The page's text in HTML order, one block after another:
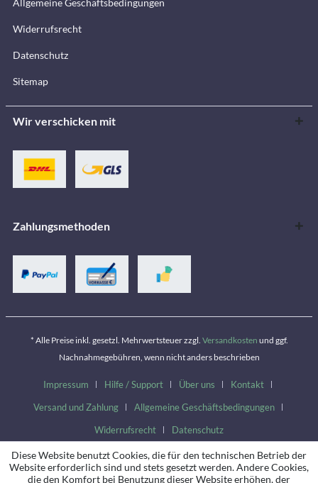
Allgemeine Geschäftsbedingungen
Widerrufsrecht
Datenschutz
Sitemap
Wir verschicken mit
Zahlungsmethoden
* Alle Preise inkl. gesetzl. Mehrwertsteuer zzgl. Versandkosten und ggf.
Nachnahmegebühren, wenn nicht anders beschrieben
Impressum Hilfe / Support Über uns
Kontakt
Versand und Zahlung
Allgemeine Geschäftsbedingungen
Widerrufsrecht
Datenschutz
Diese Website benutzt Cookies, die für den technischen Betrieb der
Website erforderlich sind und stets gesetzt werden. Andere Cookies,
die den Komfort bei Benutzung dieser Website erhöhen, der